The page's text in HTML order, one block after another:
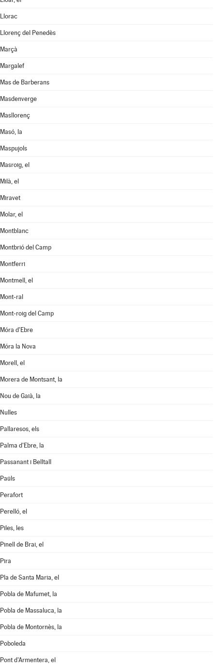
Llorac
Llorenç del Penedès
Marçà
Margalef
Mas de Barberans
Masdenverge
Masllorenç
Masó, la
Maspujols
Masroig, el
Milà, el
Miravet
Molar, el
Montblanc
Montbrió del Camp
Montferri
Montmell, el
Mont-ral
Mont-roig del Camp
Móra d'Ebre
Móra la Nova
Morell, el
Morera de Montsant, la
Nou de Gaià, la
Nulles
Pallaresos, els
Palma d'Ebre, la
Passanant i Belltall
Paüls
Perafort
Perelló, el
Piles, les
Pinell de Brai, el
Pira
Pla de Santa Maria, el
Pobla de Mafumet, la
Pobla de Massaluca, la
Pobla de Montornès, la
Poboleda
Pont d'Armentera, el